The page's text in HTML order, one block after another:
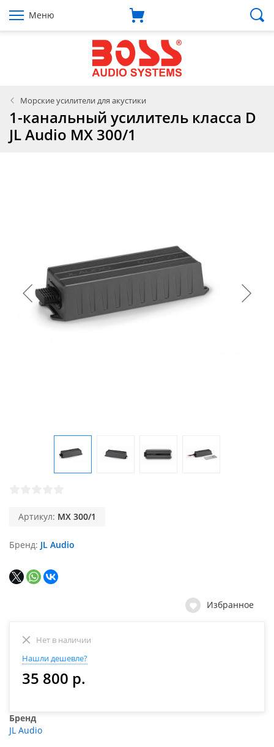
Меню
Морские усилители для акустики
1-канальный усилитель класса D
JL Audio MX 300/1
Артикул: MX 300/1
Бренд JL Audio
Избранное
Нет в наличии
Нашли дешевле?
35 800 р.
Бренд
JL Audio